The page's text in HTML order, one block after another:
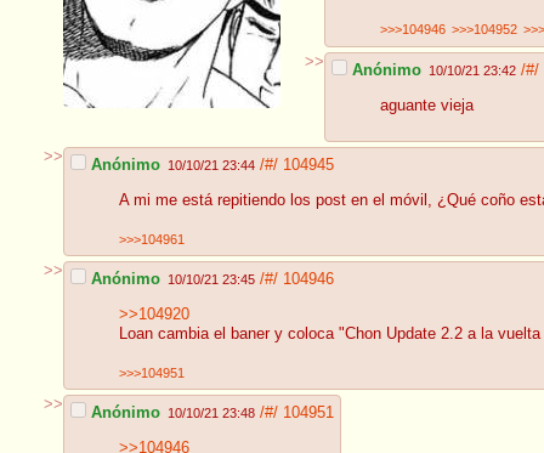
>>>104946 >>>104952
>> Anónimo 10/10/21 23:42 /#/
aguante vieja
>> Anónimo 10/10/21 23:44 /#/ 104945
A mi me está repitiendo los post en el móvil, ¿Qué coño
>>>104961
>> Anónimo 10/10/21 23:45 /#/ 104946
>>104920
Loan cambia el baner y coloca "Chon Update 2.2 a la
>>>104951
>> Anónimo 10/10/21 23:48 /#/ 104951
>>104946